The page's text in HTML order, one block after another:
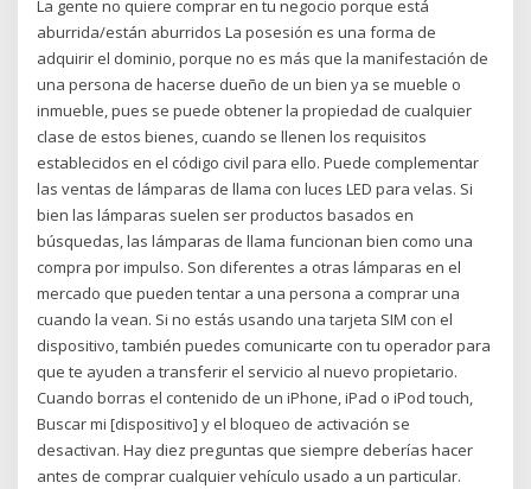
La gente no quiere comprar en tu negocio porque está
aburrida/están aburridos La posesión es una forma de
adquirir el dominio, porque no es más que la manifestación de
una persona de hacerse dueño de un bien ya se mueble o
inmueble, pues se puede obtener la propiedad de cualquier
clase de estos bienes, cuando se llenen los requisitos
establecidos en el código civil para ello. Puede complementar
las ventas de lámparas de llama con luces LED para velas. Si
bien las lámparas suelen ser productos basados en
búsquedas, las lámparas de llama funcionan bien como una
compra por impulso. Son diferentes a otras lámparas en el
mercado que pueden tentar a una persona a comprar una
cuando la vean. Si no estás usando una tarjeta SIM con el
dispositivo, también puedes comunicarte con tu operador para
que te ayuden a transferir el servicio al nuevo propietario.
Cuando borras el contenido de un iPhone, iPad o iPod touch,
Buscar mi [dispositivo] y el bloqueo de activación se
desactivan. Hay diez preguntas que siempre deberías hacer
antes de comprar cualquier vehículo usado a un particular.